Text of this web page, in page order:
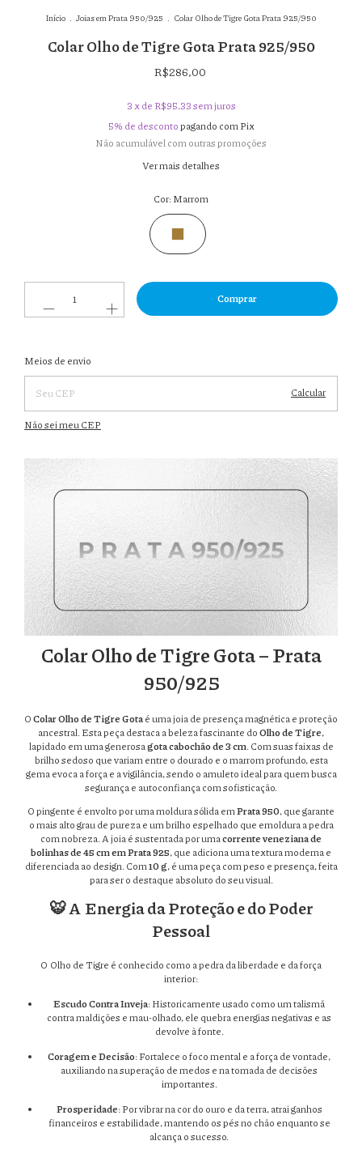
Início . Joias em Prata 950/925 . Colar Olho de Tigre Gota Prata 925/950
Colar Olho de Tigre Gota Prata 925/950
R$286,00
3 x de R$95,33sem juros
5% de descontopagando com Pix
Não acumulável com outras promoções
Ver mais detalhes
Cor:Marrom
Entregas para o CEP:
CEP
Meios de envio
Calcular
Não sei meu CEP
Colar Olho de Tigre Gota – Prata
950/925
OColar Olho de Tigre Gotaé uma joia de presença magnética e proteção
ancestral. Esta peça destaca a beleza fascinante doOlho de Tigre,
lapidado em uma generosagota cabochão de 3 cm. Com suas faixas de
brilho sedoso que variam entre o dourado e o marrom profundo, esta
gema evoca a força e a vigilância, sendo o amuleto ideal para quem busca
segurança e autoconfiança com sofisticação.
O pingente é envolto por uma moldura sólida emPrata 950, que garante
o mais alto grau de pureza e um brilho espelhado que emoldura a pedra
com nobreza. A joia é sustentada por umacorrente veneziana de
bolinhas de 45 cm em Prata 925, que adiciona uma textura moderna e
diferenciada ao design. Com10 g, é uma peça com peso e presença, feita
para ser o destaque absoluto do seu visual.
🐯 A Energia da Proteção e do Poder
Pessoal
O Olho de Tigre é conhecido como a pedra da liberdade e da força
interior:
Escudo Contra Inveja: Historicamente usado como um talismã
contra maldições e mau-olhado, ele quebra energias negativas e as
devolve à fonte.
Coragem e Decisão: Fortalece o foco mental e a força de vontade,
auxiliando na superação de medos e na tomada de decisões
importantes.
Prosperidade: Por vibrar na cor do ouro e da terra, atrai ganhos
financeiros e estabilidade, mantendo os pés no chão enquanto se
alcança o sucesso.